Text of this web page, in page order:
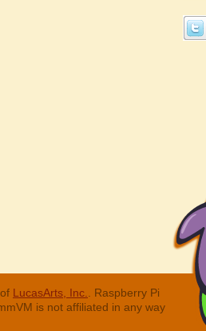
LucasArts, Inc.
. Raspberry Pi
is not affiliated in any way